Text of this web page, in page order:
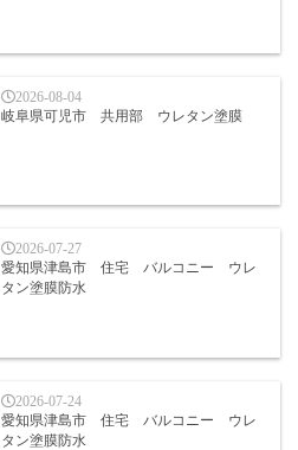
2026-08-04
岐阜県可児市 共用部 ウレタン塗膜
2026-07-27
愛知県津島市 住宅 バルコニー ウレ
タン塗膜防水
2026-07-24
愛知県津島市 住宅 バルコニー ウレ
タン塗膜防水